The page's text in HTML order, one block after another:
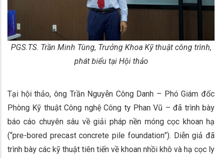
PGS.TS. Trần Minh Tùng, Trưởng Khoa Kỹ thuật công trình,
phát biểu tại Hội thảo
Tại hội thảo, ông Trần Nguyễn Công Danh – Phó Giám đốc
Phòng Kỹ thuật Công nghệ Công ty Phan Vũ – đã trình bày
báo cáo chuyên sâu về giải pháp nền móng cọc khoan hạ
(“pre-bored precast concrete pile foundation”). Diễn giả đã
trình bày các kỹ thuật tiên tiến về khoan nhồi khô và hạ cọc ly